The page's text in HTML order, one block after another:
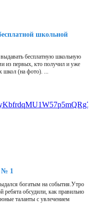
школьной
бесплатную школьную
первых, кто получил и уже
школ (на фото). ...
№ 1
богатым на события.Утро
ребята обсудили, как правильно
таланты с увлечением